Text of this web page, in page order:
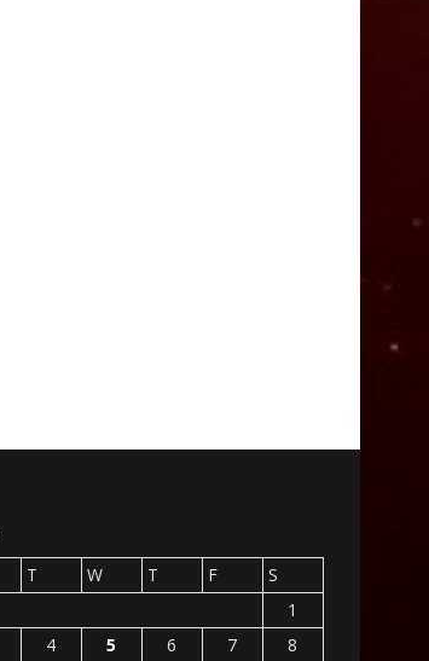
T W T F
S
1
4 5 6 7 8